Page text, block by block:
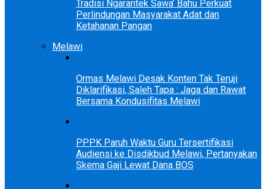
Tradisi Ngarantek Sawa’ Bahu Perkuat
Perlindungan Masyarakat Adat dan
Ketahanan Pangan
Melawi
Ormas Melawi Desak Konten Tak Teruji
Diklarifikasi, Saleh Tapa : Jaga dan Rawat
Bersama Kondusifitas Melawi
PPPK Paruh Waktu Guru Tersertifikasi
Audiensi ke Disdikbud Melawi, Pertanyakan
Skema Gaji Lewat Dana BOS